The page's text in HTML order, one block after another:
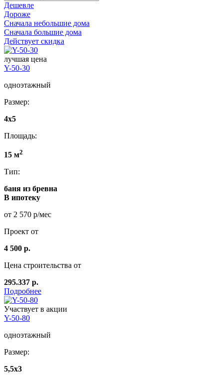
Дешевле
Дороже
Сначала небольшие дома
Сначала большие дома
Действует скидка
лучшая цена
Y-50-30
одноэтажный
Размер:
4x5
Площадь:
15 м2
Тип:
баня из бревна
В ипотеку
от 2 570 р/мес
Проект от
4 500 р.
Цена строительства от
295.337 р.
Подробнее
Участвует в акции
Y-50-80
одноэтажный
Размер:
5,5x3